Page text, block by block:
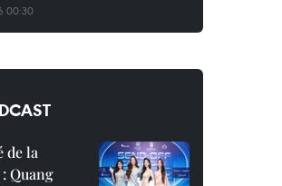
00:30
de la
Quang